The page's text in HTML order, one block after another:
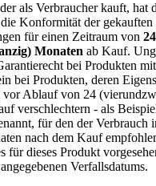
als Verbraucher kauft, hat
Konformität der gekauften
für einen Zeitraum von 24
Monaten ab Kauf.
bei Produkten
bei Produkten, deren
vor Ablauf von 24
verschlechtern - als
für den der Verbrauch
nach dem Kauf
für dieses Produkt
Verfallsdatums.